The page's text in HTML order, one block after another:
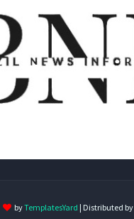
byTemplatesYard | Distributed by